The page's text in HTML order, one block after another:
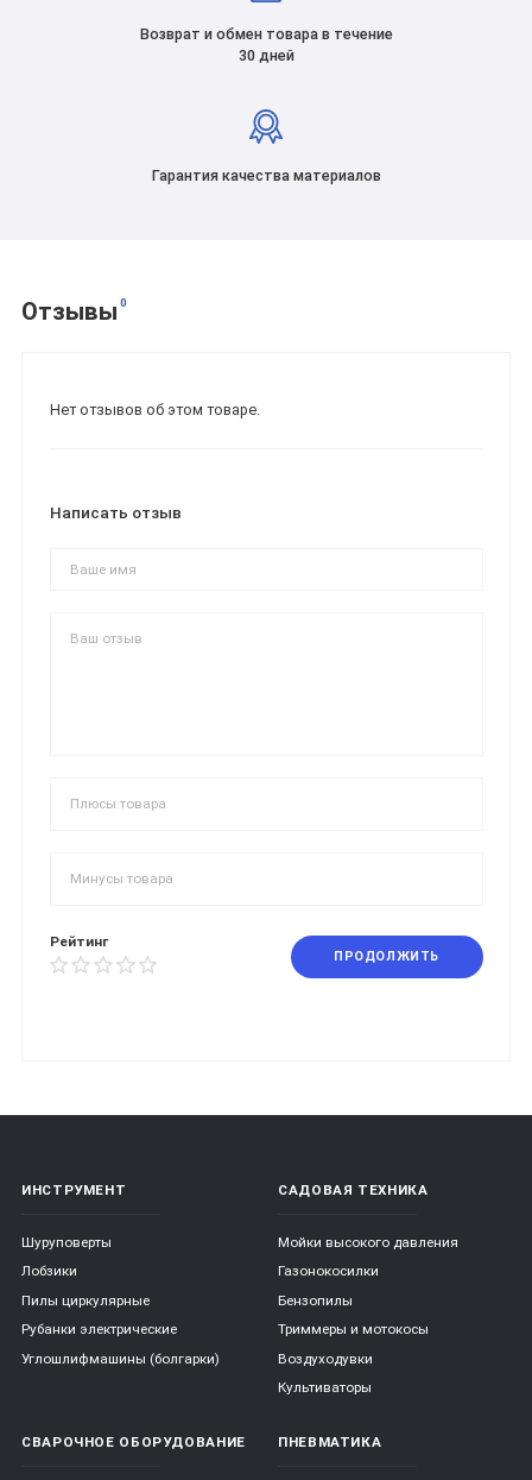
Возврат и обмен товара в течение
30 дней
Гарантия качества материалов
Отзывы 0
Нет отзывов об этом товаре.
Написать отзыв
Рейтинг
ПРОДОЛЖИТЬ
ИНСТРУМЕНТ
Шуруповерты
Лобзики
Пилы циркулярные
Рубанки электрические
Углошлифмашины (болгарки)
САДОВАЯ ТЕХНИКА
Мойки высокого давления
Газонокосилки
Бензопилы
Триммеры и мотокосы
Воздуходувки
Культиваторы
СВАРОЧНОЕ ОБОРУДОВАНИЕ ПНЕВМАТИКА